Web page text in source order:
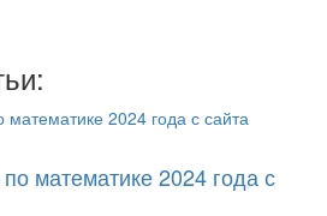
математике 2024 года с